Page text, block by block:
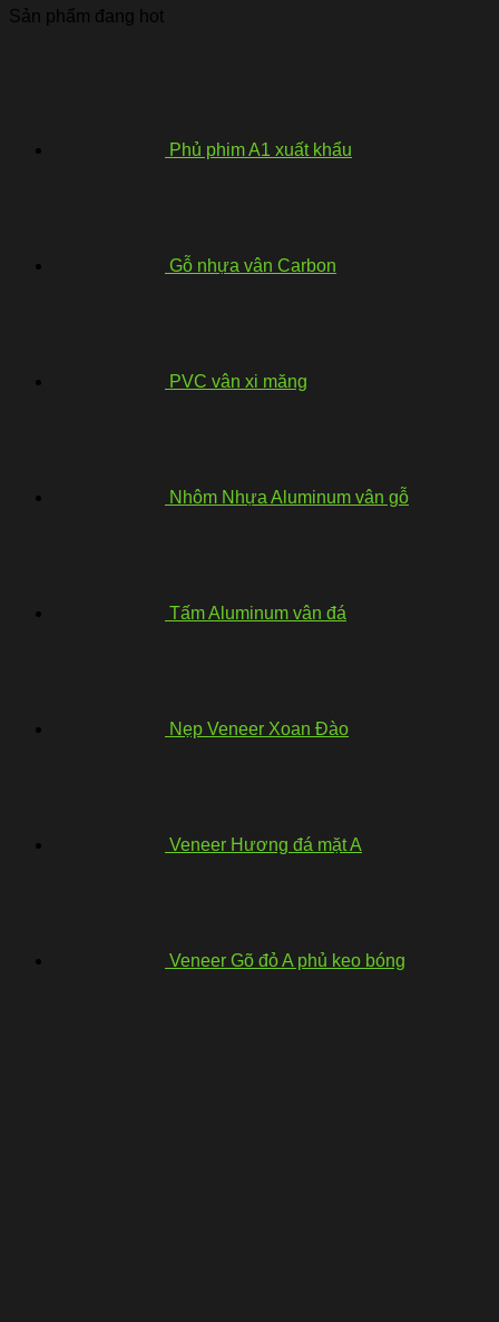
Sản phẩm đang hot
Phủ phim A1 xuất khẩu
Gỗ nhựa vân Carbon
PVC vân xi măng
Nhôm Nhựa Aluminum vân gỗ
Tấm Aluminum vân đá
Nẹp Veneer Xoan Đào
Veneer Hương đá mặt A
Veneer Gõ đỏ A phủ keo bóng